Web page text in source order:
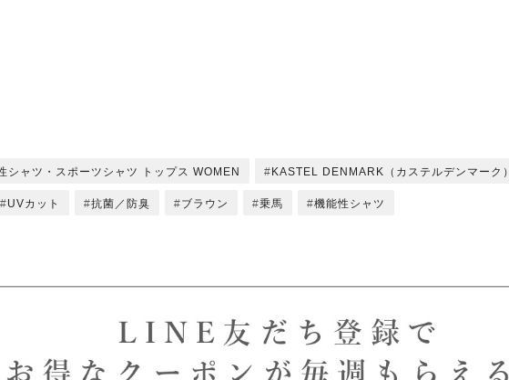
シャツ・スポーツシャツ トップス WOMEN KASTEL DENMARK（カステルデンマーク）
UVカット 抗菌／防臭 ブラウン 乗馬 機能性シャツ